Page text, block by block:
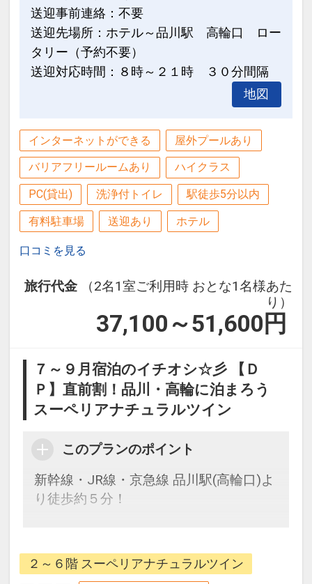
送迎事前連絡：不要
送迎先場所：ホテル～品川駅 高輪口 ロー
タリー（予約不要）
送迎対応時間：８時～２１時 ３０分間隔
地図
インターネットができる 屋外プールあり
バリアフリールームあり ハイクラス
PC(貸出) 洗浄付トイレ 駅徒歩5分以内
有料駐車場 送迎あり ホテル
口コミを見る
旅行代金
（2名1室ご利用時 おとな1名様あた
り）
37,100～51,600 円
７～９月宿泊のイチオシ☆彡 【Ｄ
Ｐ】直前割！品川・高輪に泊まろう
スーペリアナチュラルツイン
このプランのポイント
新幹線・JR線・京急線 品川駅(高輪口)よ
り徒歩約５分！
※
本プランをご予約される際には、以下ご
２～６階 スーペリアナチュラルツイン